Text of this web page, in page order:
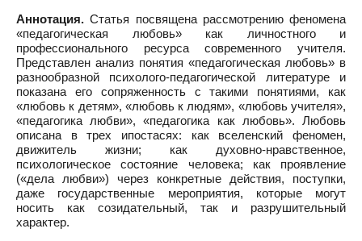
Аннотация. Статья посвящена рассмотрению феномена
«педагогическая любовь» как личностного и
профессионального ресурса современного учителя.
Представлен анализ понятия «педагогическая любовь» в
разнообразной психолого-педагогической литературе и
показана его сопряженность с такими понятиями, как
«любовь к детям», «любовь к людям», «любовь учителя»,
«педагогика любви», «педагогика как любовь». Любовь
описана в трех ипостасях: как вселенский феномен,
движитель жизни; как духовно-нравственное,
психологическое состояние человека; как проявление
(«дела любви») через конкретные действия, поступки,
даже государственные мероприятия, которые могут
носить как созидательный, так и разрушительный
характер.